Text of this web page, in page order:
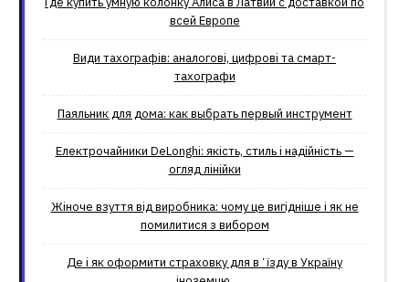
всей Европе
Види тахографів: аналогові, цифрові та смарт-
тахографи
Паяльник для дома: как выбрать первый инструмент
Електрочайники DeLonghi: якість, стиль і надійність —
огляд лінійки
Жіноче взуття від виробника: чому це вигідніше і як не
помилитися з вибором
Де і як оформити страховку для вʼїзду в Україну